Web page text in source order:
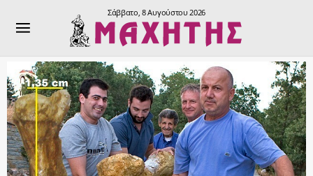
Σάββατο, 8 Αυγούστου 2026